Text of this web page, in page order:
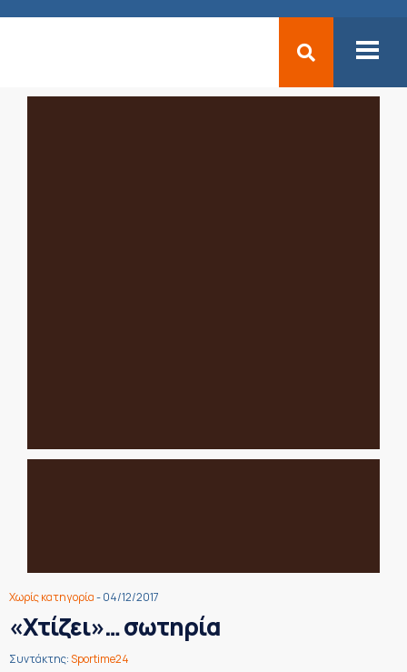
Χωρίς κατηγορία- 04/12/2017
«Χτίζει»… σωτηρία
Συντάκτης:Sportime24